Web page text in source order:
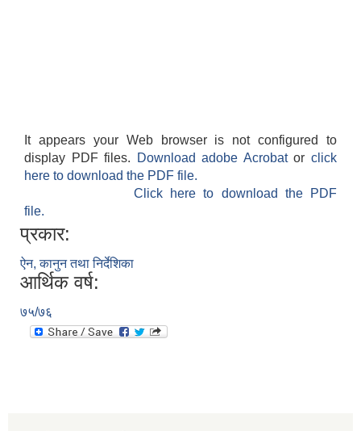
It appears your Web browser is not configured to
display PDF files.
Download adobe Acrobatorclick
here to download the PDF file.
Click here to download the PDF
file.
प्रकार:
ऐन, कानुन तथा निर्देशिका
आर्थिक वर्ष:
७५/७६